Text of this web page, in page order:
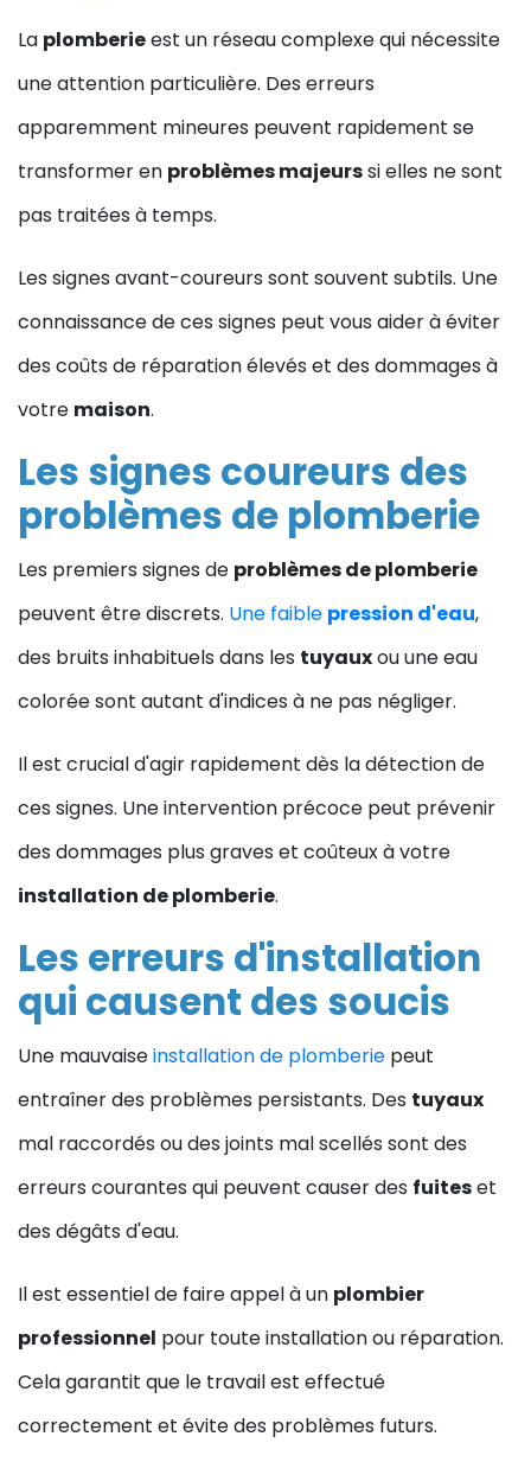
La plomberieest un réseau complexe qui nécessite
une attention particulière. Des erreurs
apparemment mineures peuvent rapidement se
transformer en problèmes majeurssi elles ne sont
pas traitées à temps.
Les signes avant-coureurs sont souvent subtils. Une
connaissance de ces signes peut vous aider à éviter
des coûts de réparation élevés et des dommages à
votre maison.
Les signes coureurs des
problèmes de plomberie
Les premiers signes de problèmes de plomberie
peuvent être discrets. Une faible pression d'eau,
des bruits inhabituels dans les tuyauxou une eau
colorée sont autant d'indices à ne pas négliger.
Il est crucial d'agir rapidement dès la détection de
ces signes. Une intervention précoce peut prévenir
des dommages plus graves et coûteux à votre
installation de plomberie.
Les erreurs d'installation
qui causent des soucis
Une mauvaiseinstallation de plomberie peut
entraîner des problèmes persistants. Des tuyaux
mal raccordés ou des joints mal scellés sont des
erreurs courantes qui peuvent causer des fuiteset
des dégâts d'eau.
Il est essentiel de faire appel à un plombier
professionnel pour toute installation ou réparation.
Cela garantit que le travail est effectué
correctement et évite des problèmes futurs.